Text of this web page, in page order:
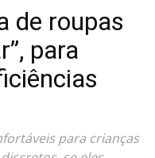
de roupas
para
​​para crianças